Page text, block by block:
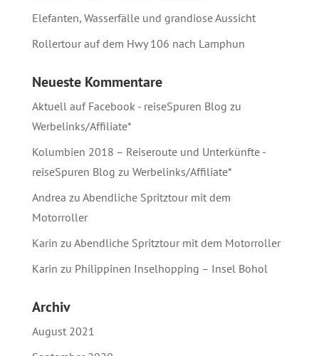
Elefanten, Wasserfälle und grandiose Aussicht
Rollertour auf dem Hwy 106 nach Lamphun
Neueste Kommentare
Aktuell auf Facebook - reiseSpuren Blog zu
Werbelinks/Affiliate*
Kolumbien 2018 – Reiseroute und Unterkünfte -
reiseSpuren Blog zu Werbelinks/Affiliate*
Andrea zu Abendliche Spritztour mit dem
Motorroller
Karin zu Abendliche Spritztour mit dem Motorroller
Karin zu Philippinen Inselhopping – Insel Bohol
Archiv
August 2021